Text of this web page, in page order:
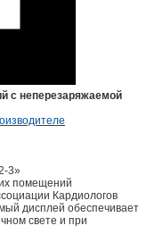
с неперезаряжаемой
3»
помещений
Кардиологов
дисплей обеспечивает
свете и при